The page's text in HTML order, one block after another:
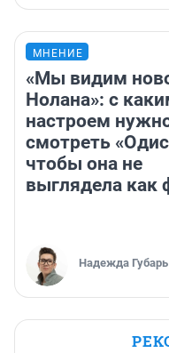
МНЕНИЕ
«Мы видим
Нолана»: с
настроем
смотреть
чтобы она не
выглядела как
Надежда Губарь